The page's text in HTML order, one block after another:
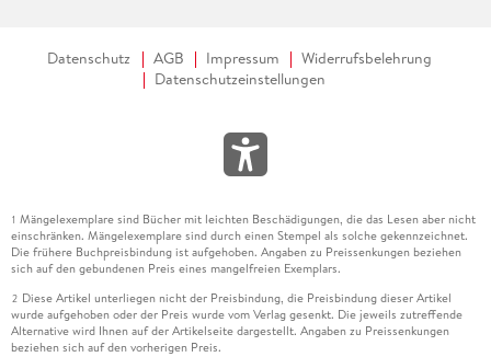
Datenschutz AGB Impressum
Widerrufsbelehrung
Datenschutzeinstellungen
1 Mängelexemplare sind Bücher mit leichten Beschädigungen, die das Lesen aber nicht
einschränken. Mängelexemplare sind durch einen Stempel als solche gekennzeichnet.
Die frühere Buchpreisbindung ist aufgehoben. Angaben zu Preissenkungen beziehen
sich auf den gebundenen Preis eines mangelfreien Exemplars.
2 Diese Artikel unterliegen nicht der Preisbindung, die Preisbindung dieser Artikel
wurde aufgehoben oder der Preis wurde vom Verlag gesenkt. Die jeweils zutreffende
Alternative wird Ihnen auf der Artikelseite dargestellt. Angaben zu Preissenkungen
beziehen sich auf den vorherigen Preis.